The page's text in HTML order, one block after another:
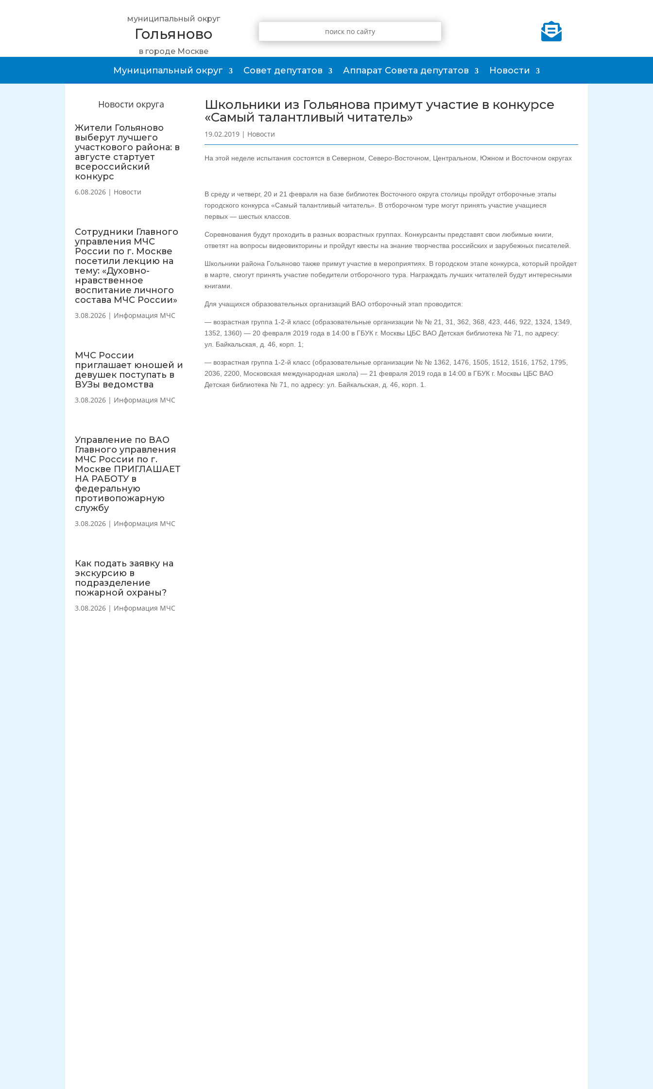
муниципальный округ
Гольяново
в городе Москве

Муниципальный округ Совет депутатов Аппарат Совета депутатов Новости
Новости округа
Жители Гольяново
выберут лучшего
участкового района: в
августе стартует
всероссийский
конкурс
6.08.2026 | Новости
Сотрудники Главного
управления МЧС
России по г. Москве
посетили лекцию на
тему: «Духовно-
нравственное
воспитание личного
состава МЧС России»
3.08.2026 | Информация МЧС
МЧС России
приглашает юношей и
девушек поступать в
ВУЗы ведомства
3.08.2026 | Информация МЧС
Управление по ВАО
Главного управления
МЧС России по г.
Москве ПРИГЛАШАЕТ
НА РАБОТУ в
федеральную
противопожарную
службу
3.08.2026 | Информация МЧС
Как подать заявку на
экскурсию в
подразделение
пожарной охраны?
3.08.2026 | Информация МЧС
Школьники из Гольянова примут участие в конкурсе
«Самый талантливый читатель»
19.02.2019| Новости
На этой неделе испытания состоятся в Северном, Северо-Восточном, Центральном, Южном и Восточном округах
В среду и четверг, 20 и 21 февраля на базе библиотек Восточного округа столицы пройдут отборочные этапы
городского конкурса «Самый талантливый читатель». В отборочном туре могут принять участие учащиеся
первых — шестых классов.
Соревнования будут проходить в разных возрастных группах. Конкурсанты представят свои любимые книги,
ответят на вопросы видеовикторины и пройдут квесты на знание творчества российских и зарубежных писателей.
Школьники района Гольяново также примут участие в мероприятиях. В городском этапе конкурса, который пройдет
в марте, смогут принять участие победители отборочного тура. Награждать лучших читателей будут интересными
книгами.
Для учащихся образовательных организаций ВАО отборочный этап проводится:
— возрастная группа 1-2-й класс (образовательные организации № № 21, 31, 362, 368, 423, 446, 922, 1324, 1349,
1352, 1360) — 20 февраля 2019 года в 14:00 в ГБУК г. Москвы ЦБС ВАО Детская библиотека № 71, по адресу:
ул. Байкальская, д. 46, корп. 1;
— возрастная группа 1-2-й класс (образовательные организации № № 1362, 1476, 1505, 1512, 1516, 1752, 1795,
2036, 2200, Московская международная школа) — 21 февраля 2019 года в 14:00 в ГБУК г. Москвы ЦБС ВАО
Детская библиотека № 71, по адресу: ул. Байкальская, д. 46, корп. 1.